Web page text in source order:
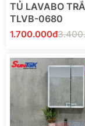
Thêm Vào Giỏ
TỦ LAVABO
TLVB-0680
1.700.000đ